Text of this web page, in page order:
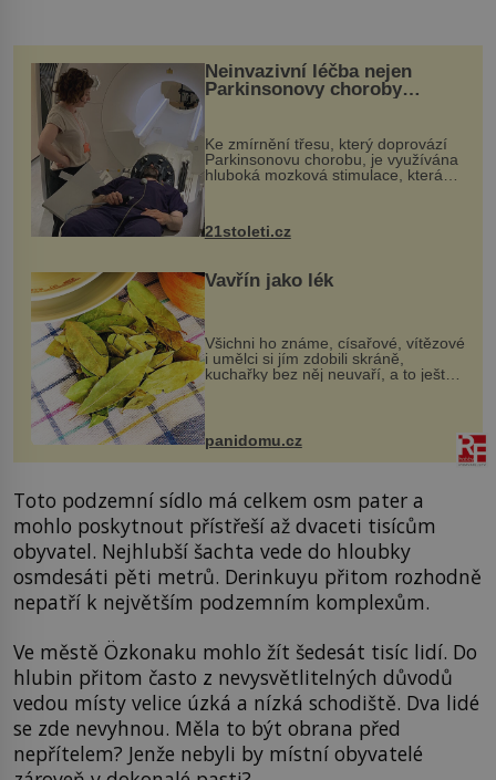
Neinvazivní léčba nejen
Parkinsonovy choroby
Ke zmírnění třesu, který doprovází
Parkinsonovu chorobu, je využívána
hluboká mozková stimulace, která
však vyžaduje vysoce invazivní
zákrok. Ultrazvuk zase není vhodný
k dostatečně přesnému zacílení ...
21stoleti.cz
Vavřín jako lék
Všichni ho známe, císařové, vítězové
i umělci si jím zdobili skráně,
kuchařky bez něj neuvaří, a to ještě
nevíte, že bobkový list může výrazně
zmírnit některé naše neduhy.
Obsahuje v malém množství ně...
panidomu.cz
Toto podzemní sídlo má celkem osm pater a
mohlo poskytnout přístřeší až dvaceti tisícům
obyvatel. Nejhlubší šachta vede do hloubky
osmdesáti pěti metrů. Derinkuyu přitom rozhodně
nepatří k největším podzemním komplexům.
Ve městě Özkonaku mohlo žít šedesát tisíc lidí. Do
hlubin přitom často z nevysvětlitelných důvodů
vedou místy velice úzká a nízká schodiště. Dva lidé
se zde nevyhnou. Měla to být obrana před
nepřítelem? Jenže nebyli by místní obyvatelé